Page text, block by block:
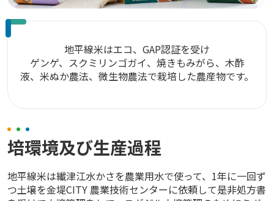
地平線米はエコ、GAP認証を受け
ゲンゲ、スクミリンゴガイ、焼きもみがら、木酢
液、米ぬか農法、微生物農法で栽培した農産物です。
培環境及び生産過程
地平線米は纎津江水かさを農業用水で使って、1年に一回ず
つ土壌を金堤CITY 農業技術センターに依頼して是非処方書